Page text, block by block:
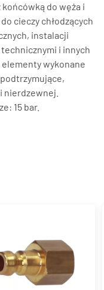
końcówką do węża i
cieczy chłodzących
instalacji
i innych
wykonane
nierdzewnej.
15 bar.